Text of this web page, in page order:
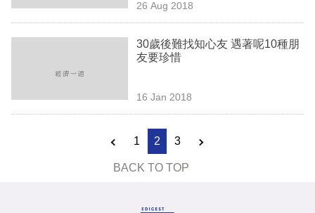
26 Aug 2018
30歲後難找知心友 遇著呢10種朋
友要珍惜
16 Jan 2018
1 2 3
BACK TO TOP